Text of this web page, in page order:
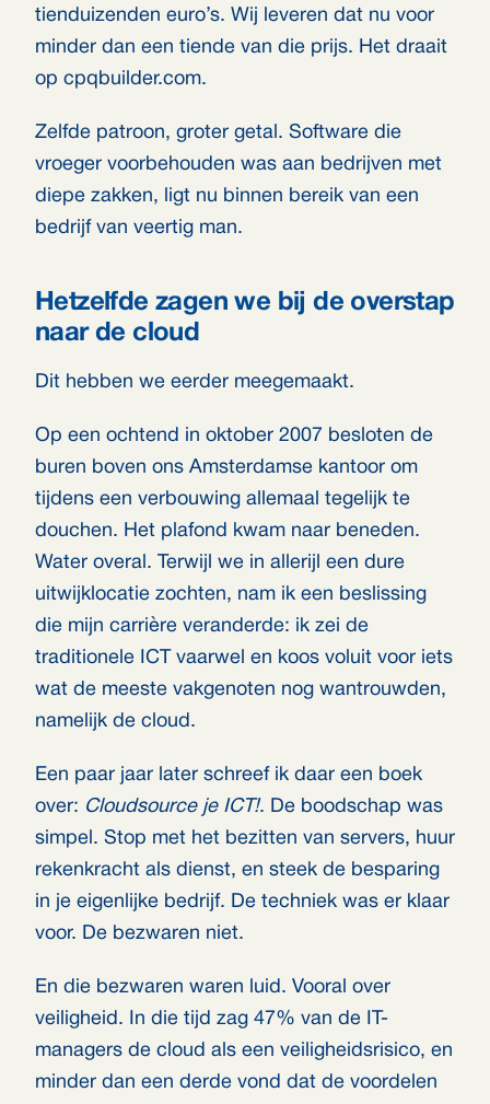
tienduizenden euro’s. Wij leveren dat nu voor
minder dan een tiende van die prijs. Het draait
op cpqbuilder.com.
Zelfde patroon, groter getal. Software die
vroeger voorbehouden was aan bedrijven met
diepe zakken, ligt nu binnen bereik van een
bedrijf van veertig man.
Hetzelfde zagen we bij de overstap
naar de cloud
Dit hebben we eerder meegemaakt.
Op een ochtend in oktober 2007 besloten de
buren boven ons Amsterdamse kantoor om
tijdens een verbouwing allemaal tegelijk te
douchen. Het plafond kwam naar beneden.
Water overal. Terwijl we in allerijl een dure
uitwijklocatie zochten, nam ik een beslissing
die mijn carrière veranderde: ik zei de
traditionele ICT vaarwel en koos voluit voor iets
wat de meeste vakgenoten nog wantrouwden,
namelijk de cloud.
Een paar jaar later schreef ik daar een boek
over: Cloudsource je ICT!. De boodschap was
simpel. Stop met het bezitten van servers, huur
rekenkracht als dienst, en steek de besparing
in je eigenlijke bedrijf. De techniek was er klaar
voor. De bezwaren niet.
En die bezwaren waren luid. Vooral over
veiligheid. In die tijd zag 47% van de IT-
managers de cloud als een veiligheidsrisico, en
minder dan een derde vond dat de voordelen